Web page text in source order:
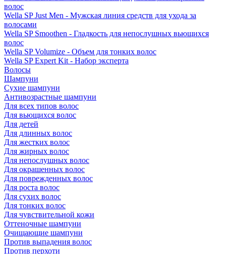
волос
Wella SP Just Men - Мужская линия средств для ухода за
волосами
Wella SP Smoothen - Гладкость для непослушных вьющихся
волос
Wella SP Volumize - Объем для тонких волос
Wella SP Expert Kit - Набор эксперта
Волосы
Шампуни
Сухие шампуни
Антивозрастные шампуни
Для всех типов волос
Для вьющихся волос
Для детей
Для длинных волос
Для жестких волос
Для жирных волос
Для непослушных волос
Для окрашенных волос
Для поврежденных волос
Для роста волос
Для сухих волос
Для тонких волос
Для чувствительной кожи
Оттеночные шампуни
Очищающие шампуни
Против выпадения волос
Против перхоти